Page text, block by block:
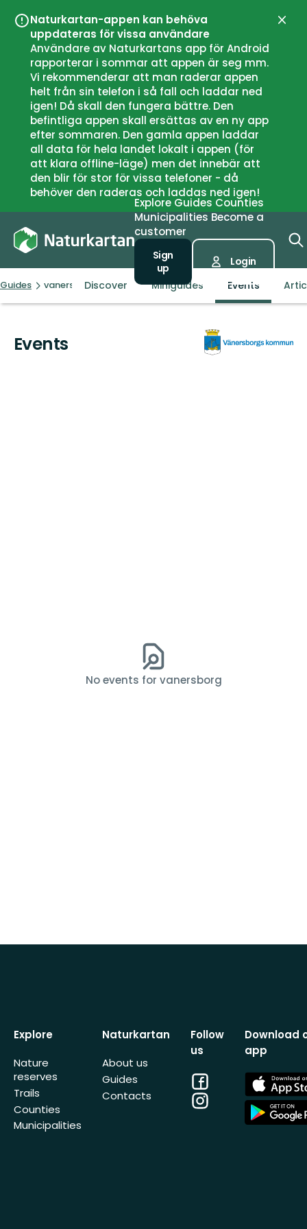
Naturkartan-appen kan behöva
uppdateras för vissa användare
Användare av Naturkartans app för Android
rapporterar i sommar att appen är seg mm.
Vi rekommenderar att man raderar appen
helt från sin telefon i så fall och laddar ned
igen! Då skall den fungera bättre. Den
befintliga appen skall ersättas av en ny app
efter sommaren. Den gamla appen laddar
all data för hela landet lokalt i appen (för
att klara offline-läge) men det innebär att
den blir för stor för vissa telefoner - då
behöver den raderas och laddas ned igen!
Close
Explore Guides Counties
Municipalities Become a
customer
Sign
up
Login
Guides vanersborgDiscover Miniguides Events
Events
No events for vanersborg
Explore
Nature
reserves
Trails
Counties
Municipalities
Naturkartan
About us
Guides
Contacts
Follow
us
Facebook
Instagram
Download
app
App
Store
App
Store